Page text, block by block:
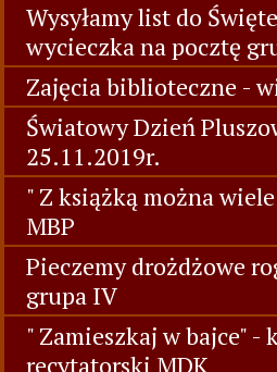
Wysyłamy list do
wycieczka na pocztę
Zajęcia biblioteczne -
Światowy Dzień
25.11.2019r.
" Z książką można
MBP
Pieczemy drożdżowe
grupa IV
" Zamieszkaj w bajce" -
recytatorski MDK